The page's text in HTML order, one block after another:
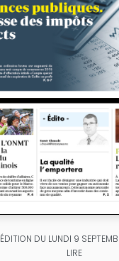
ÉDITION DU LUNDI 9
LIRE